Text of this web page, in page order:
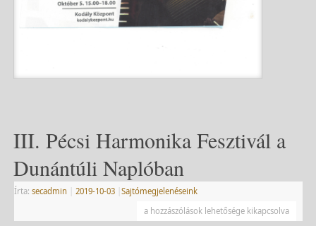
III. Pécsi Harmonika Fesztivál a
Dunántúli Naplóban
Írta: secadmin 2019-10-03
Sajtómegjelenéseink
a hozzászólások lehetősége kikapcsolva